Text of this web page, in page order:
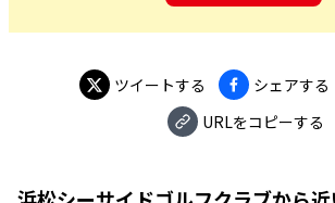
ツイートする シェアする
URLをコピーする